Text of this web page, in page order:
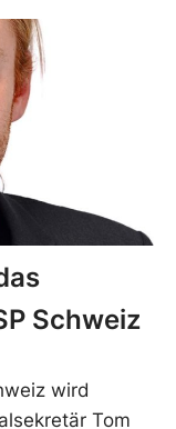
Schweiz
wird
Tom